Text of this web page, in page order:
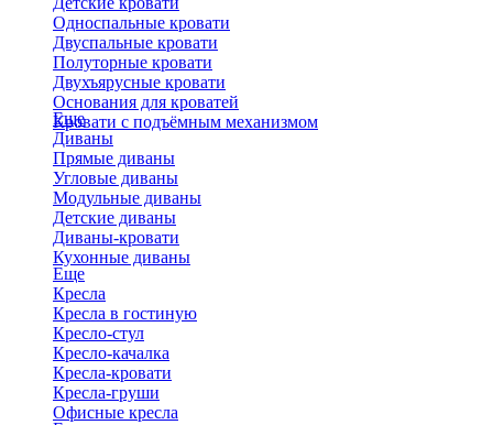
Односпальные кровати
Двуспальные кровати
Полуторные кровати
Двухъярусные кровати
Основания для кроватей
Кровати с подъёмным механизмом
Еще
Диваны
Прямые диваны
Угловые диваны
Модульные диваны
Детские диваны
Диваны-кровати
Кухонные диваны
Еще
Кресла
Кресла в гостиную
Кресло-стул
Кресло-качалка
Кресла-кровати
Кресла-груши
Офисные кресла